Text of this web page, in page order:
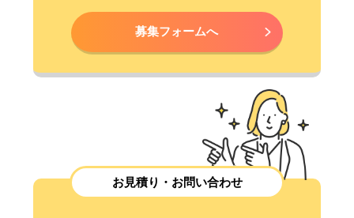
募集フォームへ
お見積り・お問い合わせ